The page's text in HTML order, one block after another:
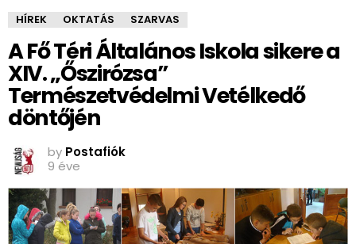
HÍREK OKTATÁS SZARVAS
A Fő Téri Általános Iskola sikere a
XIV. „Őszirózsa”
Természetvédelmi Vetélkedő
döntőjén
by Postafiók
9 éve